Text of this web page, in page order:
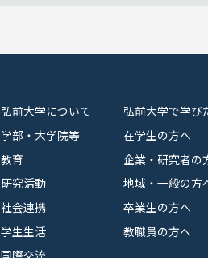
弘前大学について
学部・大学院等
教育
研究活動
社会連携
学生生活
弘前大学で学び
在学生の方へ
企業・研究者の
地域・一般の方
卒業生の方へ
教職員の方へ